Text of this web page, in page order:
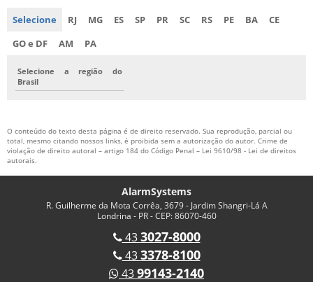
Selecione RJ MG ES SP PR SC RS PE BA
CE
GO e DF
AM PA
Selecione a região do
Brasil
O conteúdo do texto desta página é de direito reservado. Sua reprodução, parcial ou
total, mesmo citando nossos links, é proibida sem a autorização do autor. Crime de
violação de direito autoral – artigo 184 do Código Penal – Lei 9610/98 - Lei de direitos
autorais.
AlarmSystems
R. Guilherme da Mota Corrêa, 3679 - Jardim Shangri-Lá A
Londrina - PR - CEP: 86070-460
433027-8000
433378-8100
4399143-2140